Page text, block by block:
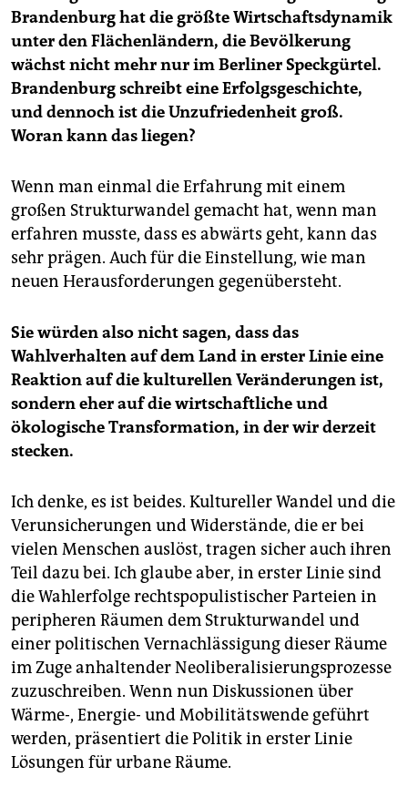
Brandenburg hat die größte Wirtschaftsdynamik
unter den Flächenländern, die Bevölkerung
wächst nicht mehr nur im Berliner Speckgürtel.
Brandenburg schreibt eine Erfolgsgeschichte,
und dennoch ist die Unzufriedenheit groß.
Woran kann das liegen?
Wenn man einmal die Erfahrung mit einem
großen Strukturwandel gemacht hat, wenn man
erfahren musste, dass es abwärts geht, kann das
sehr prägen. Auch für die Einstellung, wie man
neuen Herausforderungen gegenübersteht.
Sie würden also nicht sagen, dass das
Wahlverhalten auf dem Land in erster Linie eine
Reaktion auf die kulturellen Veränderungen ist,
sondern eher auf die wirtschaftliche und
ökologische Transformation, in der wir derzeit
stecken.
Ich denke, es ist beides. Kultureller Wandel und die
Verunsicherungen und Widerstände, die er bei
vielen Menschen auslöst, tragen sicher auch ihren
Teil dazu bei. Ich glaube aber, in erster Linie sind
die Wahlerfolge rechtspopulistischer Parteien in
peripheren Räumen dem Strukturwandel und
einer politischen Vernachlässigung dieser Räume
im Zuge anhaltender Neoliberalisierungsprozesse
zuzuschreiben. Wenn nun Diskussionen über
Wärme-, Energie- und Mobilitätswende geführt
werden, präsentiert die Politik in erster Linie
Lösungen für urbane Räume.